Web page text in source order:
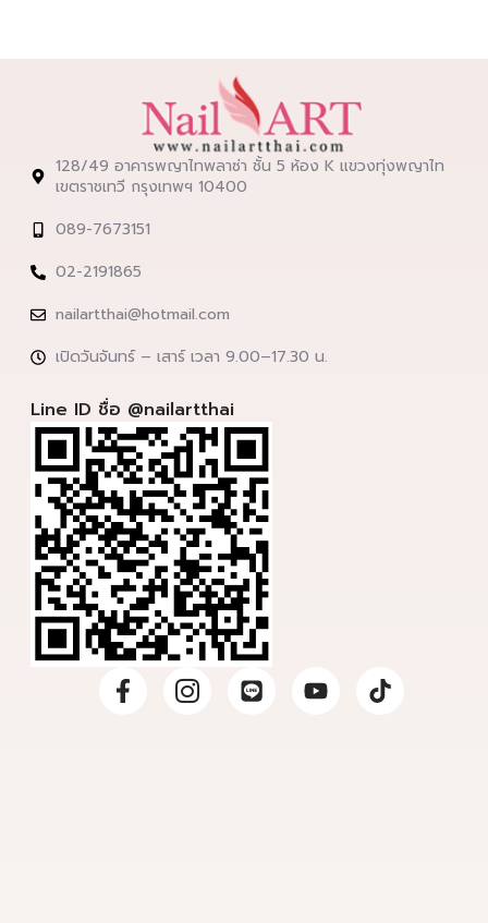
128/49 อาคารพญาไทพลาซ่า ชั้น 5 ห้อง K แขวงทุ่งพญาไท
เขตราชเทวี กรุงเทพฯ 10400
089-7673151
02-2191865
nailartthai@hotmail.com
เปิดวันจันทร์ – เสาร์ เวลา 9.00–17.30 น.
Line ID ชื่อ @nailartthai